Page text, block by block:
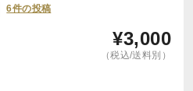
6件の投稿
¥3,000
（税込/送料別）